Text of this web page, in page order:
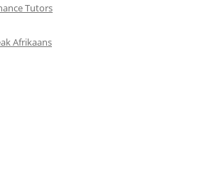
Tutors
Afrikaans